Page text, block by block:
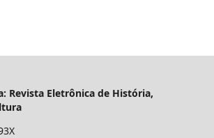
Revista Eletrônica de História,